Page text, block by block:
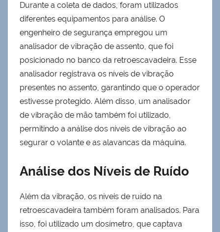
Durante a coleta de dados, foram utilizados
diferentes equipamentos para análise. O
engenheiro de segurança empregou um
analisador de vibração de assento, que foi
posicionado no banco da retroescavadeira. Esse
analisador registrava os níveis de vibração
presentes no assento, garantindo que o operador
estivesse protegido. Além disso, um analisador
de vibração de mão também foi utilizado,
permitindo a análise dos níveis de vibração ao
segurar o volante e as alavancas da máquina.
Análise dos Níveis de Ruído
Além da vibração, os níveis de ruído na
retroescavadeira também foram analisados. Para
isso, foi utilizado um dosímetro, que captava